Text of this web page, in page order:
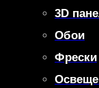
3D
Обои
Фрески